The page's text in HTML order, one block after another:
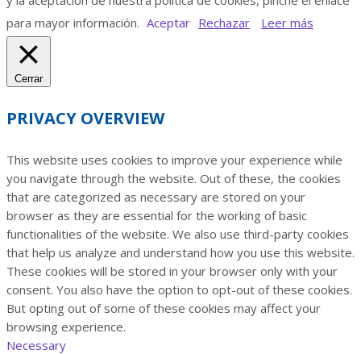
para mayor información. Aceptar Rechazar Leer más
Cerrar
PRIVACY OVERVIEW
This website uses cookies to improve your experience while
you navigate through the website. Out of these, the cookies
that are categorized as necessary are stored on your
browser as they are essential for the working of basic
functionalities of the website. We also use third-party cookies
that help us analyze and understand how you use this website.
These cookies will be stored in your browser only with your
consent. You also have the option to opt-out of these cookies.
But opting out of some of these cookies may affect your
browsing experience.
Necessary